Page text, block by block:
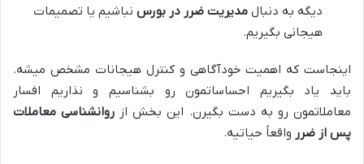
دیگه به دنبال مدیریت ضرر در بورس نباشیم یا تصمیمات
هیجانی بگیریم.
اینجاست که اهمیت خودآگاهی و کنترل هیجانات مشخص میشه.
باید یاد بگیریم احساساتمون رو بشناسیم و نذاریم افسار
معاملاتمون رو به دست بگیرن. این بخش از روانشناسی معاملات
پس از ضرر واقعاً حیاتیه.